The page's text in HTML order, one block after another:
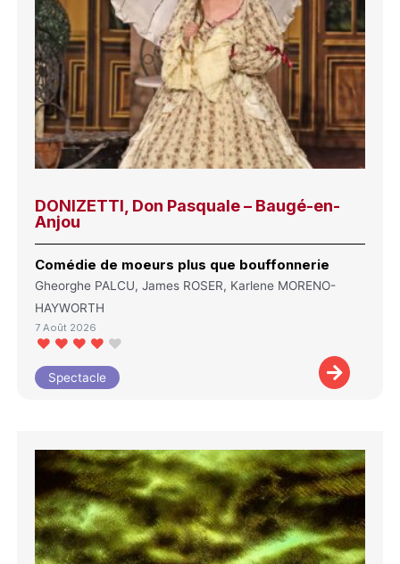
DONIZETTI, Don Pasquale – Baugé-en-
Anjou
Comédie de moeurs plus que bouffonnerie
Gheorghe PALCU, James ROSER, Karlene MORENO-
HAYWORTH
7 Août 2026
Spectacle